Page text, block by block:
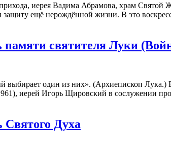
иерея Вадима Абрамова, храм
ещё нерождённой жизни. В это
памяти святителя Луки
выбирает один из них». (Архиепископ
иерей Игорь Щировский в сослужении
Святого Духа